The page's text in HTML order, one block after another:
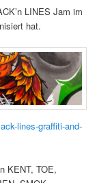
LINES Jam im
hat.
lines-graffiti-and-
KENT, TOE,